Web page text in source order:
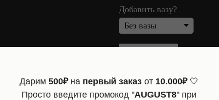
Добавить вазу?
Размер: XL
Дарим 500₽на первый заказ от 10.000₽🤍
Просто введите промокод "AUGUST8" при